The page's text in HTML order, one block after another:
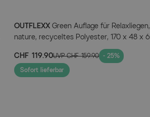
OUTFLEXX Green Auflage für Relaxliegen,
nature, recyceltes Polyester, 170 x 48 x
strapazierfähig, witterungsbeständig,
CHF 119.90UVPCHF 159.90 - 25%
Sofort lieferbar